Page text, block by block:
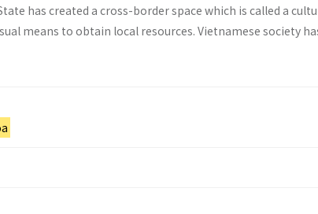
has created a cross-border space which is called a
means to obtain local resources. Vietnamese society